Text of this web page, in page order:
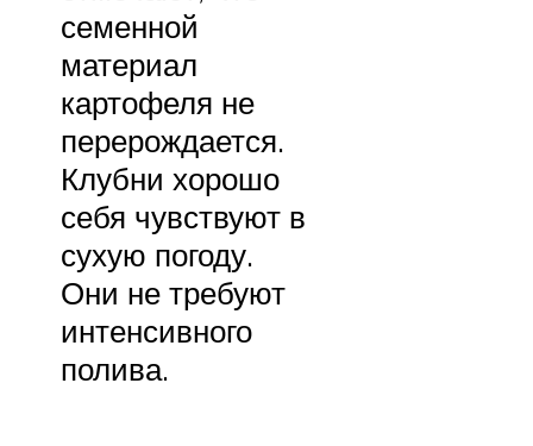
семенной
материал
картофеля не
перерождается.
Клубни хорошо
себя чувствуют в
сухую погоду.
Они не требуют
интенсивного
полива.